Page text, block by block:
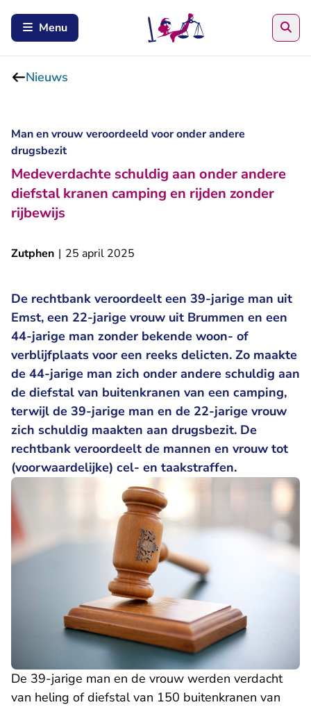
Menu
Nieuws
Man en vrouw veroordeeld voor onder andere
drugsbezit
Medeverdachte schuldig aan onder andere
diefstal kranen camping en rijden zonder
rijbewijs
Zutphen | 25 april 2025
De rechtbank veroordeelt een 39-jarige man uit
Emst, een 22-jarige vrouw uit Brummen en een
44-jarige man zonder bekende woon- of
verblijfplaats voor een reeks delicten. Zo maakte
de 44-jarige man zich onder andere schuldig aan
de diefstal van buitenkranen van een camping,
terwijl de 39-jarige man en de 22-jarige vrouw
zich schuldig maakten aan drugsbezit. De
rechtbank veroordeelt de mannen en vrouw tot
(voorwaardelijke) cel- en taakstraffen.
De 39-jarige man en de vrouw werden verdacht
van heling of diefstal van 150 buitenkranen van